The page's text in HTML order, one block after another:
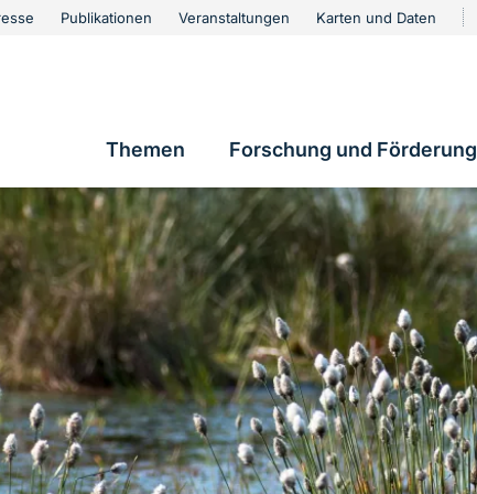
Publikationen Veranstaltungen Karten und Daten
Hauptnavigation
Themen Forschung und Förderung